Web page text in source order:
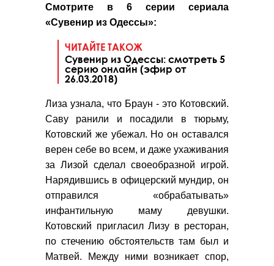
Смотрите в 6 серии сериала
«Сувенир из Одессы»:
ЧИТАЙТЕ ТАКОЖ
Сувенир из Одессы: смотреть 5
серию онлайн (эфир от
26.03.2018)
Лиза узнала, что Браун - это Котовский.
Саву ранили и посадили в тюрьму,
Котовский же убежал. Но он оставался
верен себе во всем, и даже ухаживания
за Лизой сделал своеобразной игрой.
Нарядившись в офицерский мундир, он
отправился «обрабатывать»
инфантильную маму девушки.
Котовский пригласил Лизу в ресторан,
по стечению обстоятельств там был и
Матвей. Между ними возникает спор,